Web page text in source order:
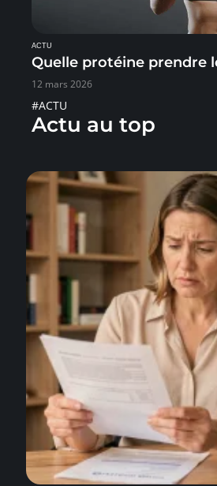
ACTU
Quelle protéine prendre
12 mars 2026
#ACTU
Actu au top